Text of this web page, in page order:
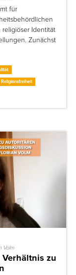
für
Identität
Zunächst
Religionsfreiheit
Volm
zu